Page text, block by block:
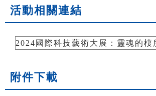
活動相關連結
2024國際科技藝術大展：靈魂的棲
附件下載